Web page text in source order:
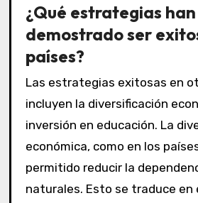
¿Qué estrategias han
demostrado ser
países?
Las estrategias exitosas en
incluyen la diversificación
inversión en educación. La
económica, como en los
permitido reducir la
naturales. Esto se traduce en